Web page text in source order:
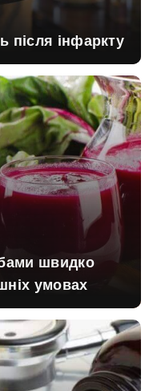
після інфаркту
швидко
умовах